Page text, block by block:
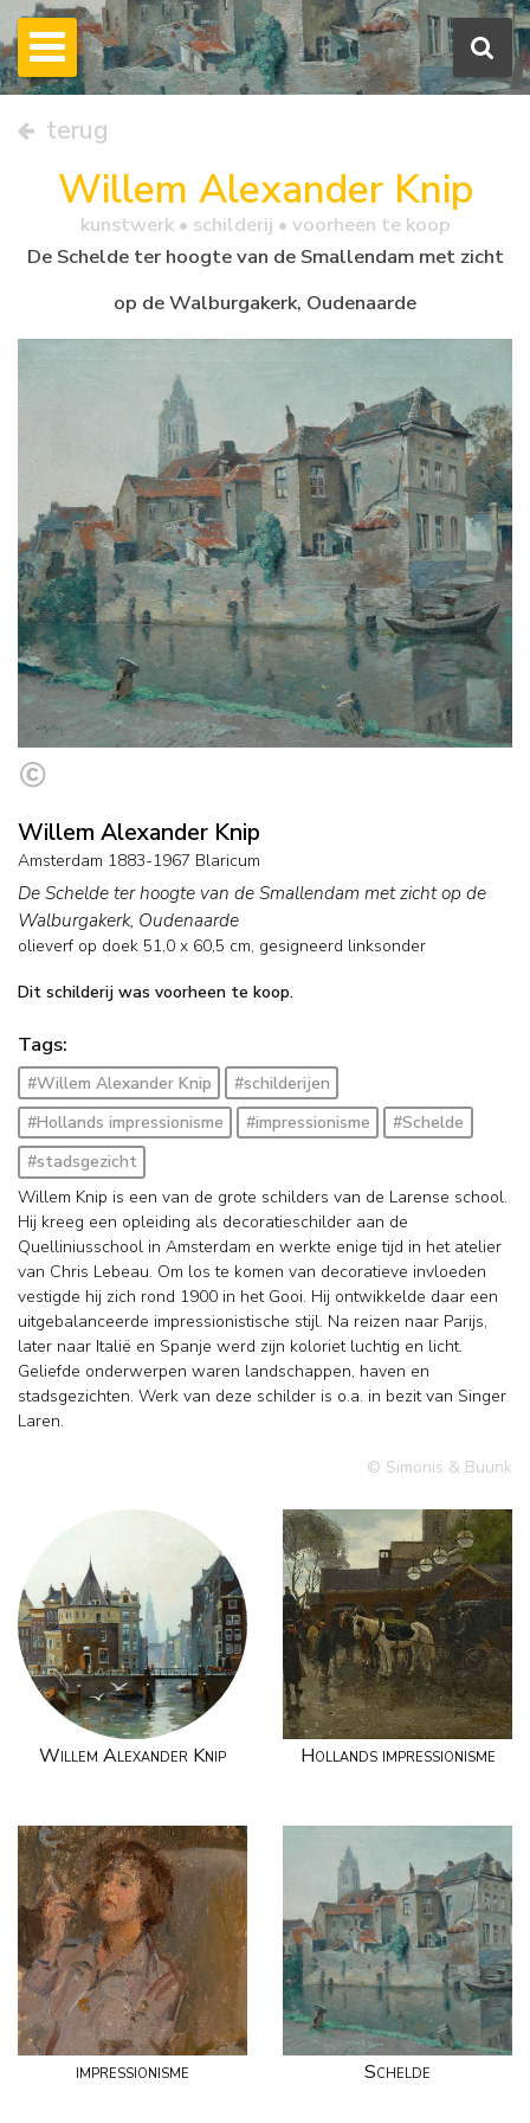
terug
Willem Alexander Knip
kunstwerk • schilderij • voorheen te koop
De Schelde ter hoogte van de Smallendam met zicht
op de Walburgakerk, Oudenaarde
Willem Alexander Knip
Amsterdam 1883-1967 Blaricum
De Schelde ter hoogte van de Smallendam met zicht op de
Walburgakerk, Oudenaarde
olieverf op doek 51,0 x 60,5 cm, gesigneerd linksonder
Dit schilderij was voorheen te koop.
Tags:
#Willem Alexander Knip
#schilderijen
#Hollands impressionisme
#impressionisme
#Schelde
#stadsgezicht
Willem Knip is een van de grote schilders van de Larense school.
Hij kreeg een opleiding als decoratieschilder aan de
Quelliniusschool in Amsterdam en werkte enige tijd in het atelier
van Chris Lebeau. Om los te komen van decoratieve invloeden
vestigde hij zich rond 1900 in het Gooi. Hij ontwikkelde daar een
uitgebalanceerde impressionistische stijl. Na reizen naar Parijs,
later naar Italië en Spanje werd zijn koloriet luchtig en licht.
Geliefde onderwerpen waren landschappen, haven en
stadsgezichten. Werk van deze schilder is o.a. in bezit van Singer
Laren.
© Simonis & Buunk
Willem Alexander Knip Hollands impressionisme
impressionisme Schelde